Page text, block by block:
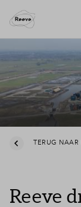
TERUG NAAR
Reeve